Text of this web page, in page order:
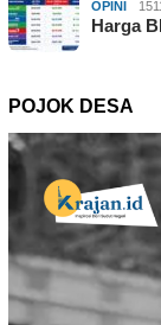
OPINI
Harga
POJOK DESA